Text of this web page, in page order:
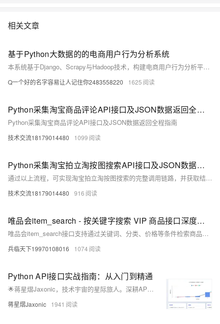
相关文章
基于Python大数据的的电商用户行为分析系统
本系统基于Django、Scrapy与Hadoop技术，构建电商用户行为分析平台。通过爬取与处理海量用户数据，实现行为追踪、偏好分析与个性化推荐，助力企业提升营销精准度与用户体验，推动电商智能化发展。
Q一个好的名字容易让人记住你2483558220 1625
Python采集淘宝商品评论API接口及JSON数据返回全程指南
Python采集淘宝商品评论API接口及JSON数据返回全程指南
技术交流18179014480 1099
Python采集淘宝拍立淘按图搜索API接口及JSON数据返回全流程指南
通过以上流程，可实现淘宝拍立淘按图搜索的完整调用链路，并获取结构化的JSON商品数据，支撑电商比价、智能推荐等业务场景。
技术交流18179014480 916
唯品会item_search - 按关键字搜索 VIP 商品接口深度分析及 Python 实现
唯品会item_search接口支持通过关键词、分类、价格等条件检索商品，广泛应用于电商数据分析、竞品监控与市场调研。结合Python可实现搜索、分析、可视化及数据导出，助力精准决策。
兵临天下19970108016 1074
Python API接口实战指南：从入门到精通
🌟蒋星熠Jaxonic，技术宇宙的星际旅人。深耕API开发，以Python为舟，探索RESTful、GraphQL等接口奥秘。擅长requests、aiohttp实战，专注性能优化与架构设计，用代码连接万物，谱写极客诗篇。
蒋星熠Jaxonic 1941